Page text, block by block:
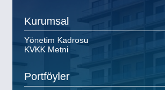
Kurumsal
Yönetim Kadrosu
KVKK Metni
Portföyler